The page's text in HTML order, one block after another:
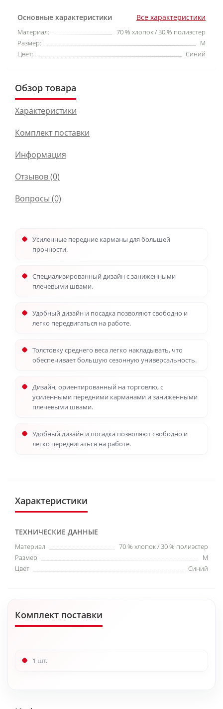
Основные характеристики Все характеристики
Материал:
70 % хлопок / 30 % полиэстер
Размер:
M
Цвет:
Синий
Обзор товара
Характеристики
Комплект поставки
Информация
Отзывов (0)
Вопросы (0)
Усиленные передние карманы для большей
прочности.
Специализированный дизайн с заниженными
плечевыми швами.
Удобный дизайн и посадка позволяют свободно и
легко передвигаться на работе.
Толстовку среднего веса легко накладывать, что
обеспечивает большую сезонную универсальность.
Дизайн, ориентированный на торговлю, с
усиленными передними карманами и заниженными
плечевыми швами.
Удобный дизайн и посадка позволяют свободно и
легко передвигаться на работе.
Характеристики
ТЕХНИЧЕСКИЕ ДАННЫЕ
Материал
70 % хлопок / 30 % полиэстер
Размер
M
Цвет
Синий
Комплект поставки
1 шт.